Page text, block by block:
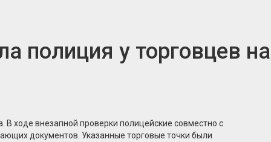
полиция у торговцев на
ходе внезапной проверки полицейские совместно с
документов. Указанные торговые точки были